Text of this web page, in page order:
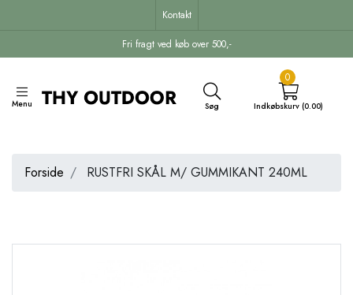
Fri fragt ved køb over 500,-
Kontakt
Menu Søg
0
Indkøbskurv (0.00)
Forside RUSTFRI SKÅL M/ GUMMIKANT 240ML